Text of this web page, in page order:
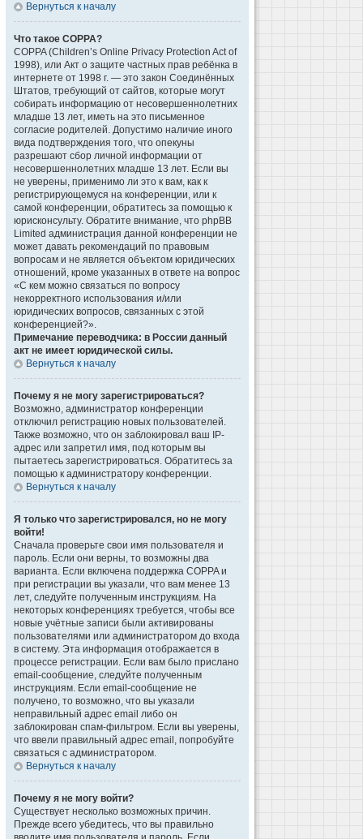
Вернуться к началу
Что такое COPPA?
COPPA (Children’s Online Privacy Protection Act of
1998), или Акт о защите частных прав ребёнка в
интернете от 1998 г. — это закон Соединённых
Штатов, требующий от сайтов, которые могут
собирать информацию от несовершеннолетних
младше 13 лет, иметь на это письменное
согласие родителей. Допустимо наличие иного
вида подтверждения того, что опекуны
разрешают сбор личной информации от
несовершеннолетних младше 13 лет. Если вы
не уверены, применимо ли это к вам, как к
регистрирующемуся на конференции, или к
самой конференции, обратитесь за помощью к
юрисконсульту. Обратите внимание, что phpBB
Limited администрация данной конференции не
может давать рекомендаций по правовым
вопросам и не является объектом юридических
отношений, кроме указанных в ответе на вопрос
«С кем можно связаться по вопросу
некорректного использования и/или
юридических вопросов, связанных с этой
конференцией?».
Примечание переводчика: в России данный
акт не имеет юридической силы.
Вернуться к началу
Почему я не могу зарегистрироваться?
Возможно, администратор конференции
отключил регистрацию новых пользователей.
Также возможно, что он заблокировал ваш IP-
адрес или запретил имя, под которым вы
пытаетесь зарегистрироваться. Обратитесь за
помощью к администратору конференции.
Вернуться к началу
Я только что зарегистрировался, но не могу
войти!
Сначала проверьте свои имя пользователя и
пароль. Если они верны, то возможны два
варианта. Если включена поддержка COPPA и
при регистрации вы указали, что вам менее 13
лет, следуйте полученным инструкциям. На
некоторых конференциях требуется, чтобы все
новые учётные записи были активированы
пользователями или администратором до входа
в систему. Эта информация отображается в
процессе регистрации. Если вам было прислано
email-сообщение, следуйте полученным
инструкциям. Если email-сообщение не
получено, то возможно, что вы указали
неправильный адрес email либо он
заблокирован спам-фильтром. Если вы уверены,
что ввели правильный адрес email, попробуйте
связаться с администратором.
Вернуться к началу
Почему я не могу войти?
Существует несколько возможных причин.
Прежде всего убедитесь, что вы правильно